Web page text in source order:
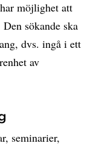
möjlighet att
sökande ska
dvs. ingå i ett
av
seminarier,